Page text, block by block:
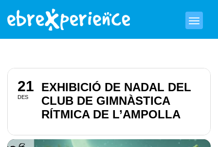
21
DES
EXHIBICIÓ DE NADAL DEL
CLUB DE GIMNÀSTICA
RÍTMICA DE L’AMPOLLA